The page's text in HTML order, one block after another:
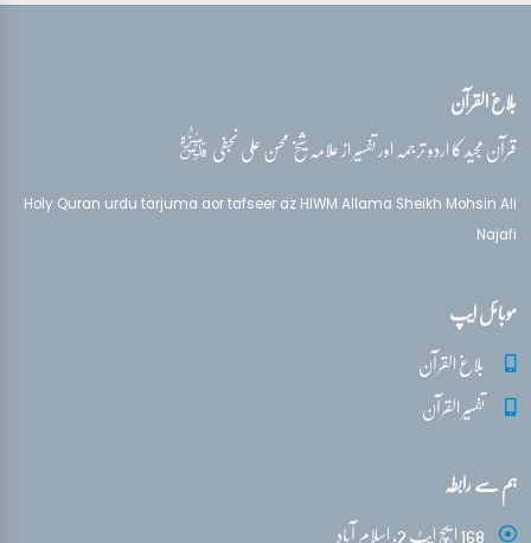
بلاغ القرآن
قرآن مجید کا اردو ترجمہ اور تفسیر از علامہ شیخ محسن علی نجفیقدس‌سره
Holy Quran urdu tarjuma aor tafseer az HIWM Allama Sheikh Mohsin Ali
Najafi
موبائل ایپ
بلاغ القرآن
تفسیر القرآن
ہم سے رابطہ